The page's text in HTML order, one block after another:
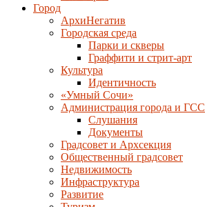
Город
АрхиНегатив
Городская среда
Парки и скверы
Граффити и стрит-арт
Культура
Идентичность
«Умный Сочи»
Администрация города и ГСС
Слушания
Документы
Градсовет и Архсекция
Общественный градсовет
Недвижимость
Инфраструктура
Развитие